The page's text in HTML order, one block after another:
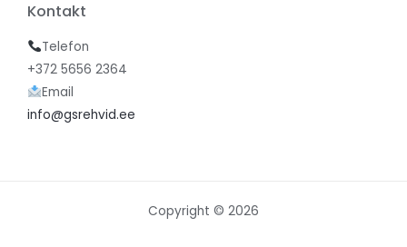
Kontakt
Telefon
+372 5656 2364
Email
info@gsrehvid.ee
Copyright © 2026